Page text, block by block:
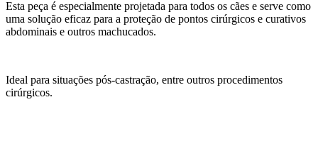
Esta peça é especialmente projetada para todos os cães e serve como
uma solução eficaz para a proteção de pontos cirúrgicos e curativos
abdominais e outros machucados.
Ideal para situações pós-castração, entre outros procedimentos
cirúrgicos.